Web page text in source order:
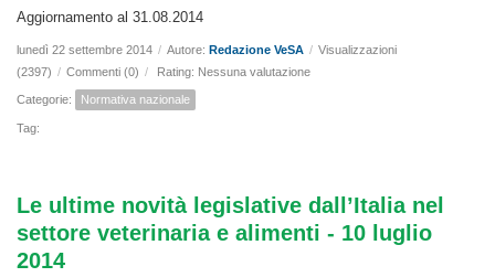
Aggiornamento al 31.08.2014
lunedì 22 settembre 2014 / Autore: Redazione VeSA / Visualizzazioni
(2397) / Commenti (0) / Rating: Nessuna valutazione
Categorie: Normativa nazionale
Tag:
Le ultime novità legislative dall’Italia nel
settore veterinaria e alimenti - 10 luglio
2014